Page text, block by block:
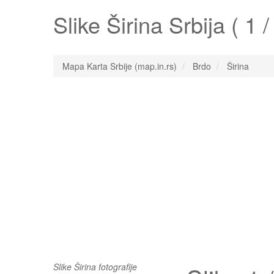
Slike Širina Srbija ( 1
Mapa Karta Srbije (map.in.rs) Brdo Širina
Slike Širina fotografije